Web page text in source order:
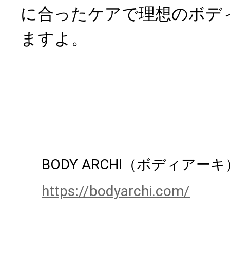
に合ったケアで理想のボデ
ますよ。
BODY ARCHI（ボディアーキ
https://bodyarchi.com/